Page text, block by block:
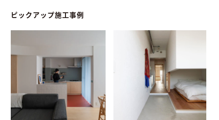
ピックアップ施工事例